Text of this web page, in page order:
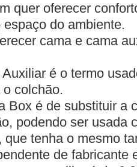
quer oferecer
do ambiente.
cama e cama
é o termo
colchão.
Box é de substituir a
podendo ser usada
que tenha o mesmo
de fabricante